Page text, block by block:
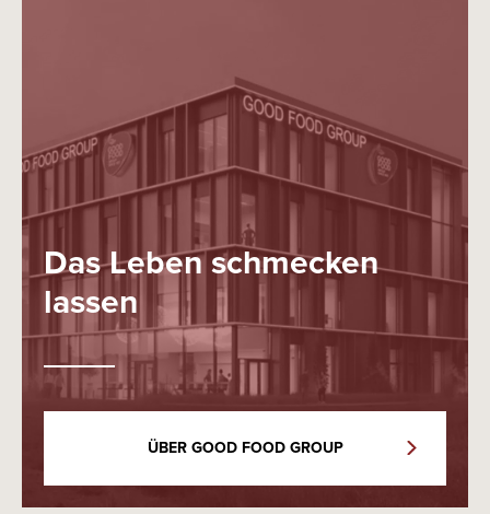
Das Leben schmecken
lassen
ÜBER GOOD FOOD GROUP